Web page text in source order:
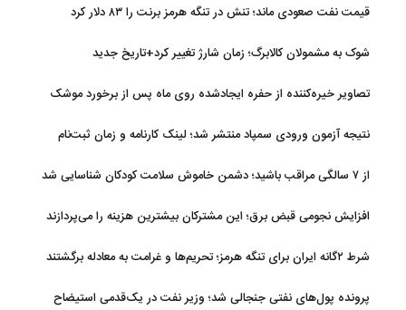
قیمت نفت صعودی ماند؛ تنش در تنگه هرمز برنت را ۸۳ دلار کرد
شوک به مشمولان کالابرگ؛ زمان شارژ تغییر کرد+تاریخ جدید
تصاویر خیره‌کننده از حفره ایجادشده روی ماه پس از برخورد موشک
فالکون ۹
نتیجه آزمون ورودی سمپاد منتشر شد؛ لینک کارنامه و زمان ثبت‌نام
از ۷ سالگی مراقب باشید؛ دشمن خاموش سلامت کودکان شناسایی شد
افزایش نجومی قبض برق؛ این مشترکان بیشترین هزینه را می‌پردازند
شرط ۲گانه ایران برای تنگه هرمز؛ تحریم‌ها و غرامت به معادله برگشتند
پرونده پول‌های نفتی جنجالی شد؛ وزیر نفت در یک‌قدمی استیضاح